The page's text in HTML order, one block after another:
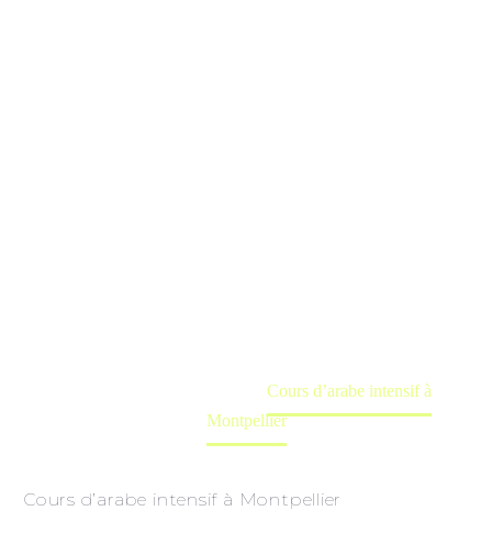
Cours d’arabe intensif à
Montpellier
Cours d’arabe intensif à Montpellier